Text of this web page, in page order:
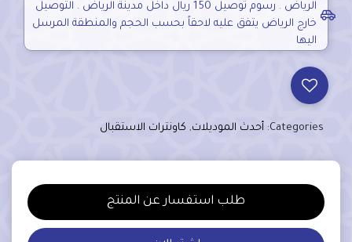
الرياض . رسوم توصيل 150 ريال داخل مدينة الرياض . التوصيل
خارج الرياض يتفق عليه لاحقاً بحسب الحجم والمنطقة المرسل
اليها
Categories: أحدث الموديلات, كاونترات الاستقبال
طلب استفسار عن المنتج